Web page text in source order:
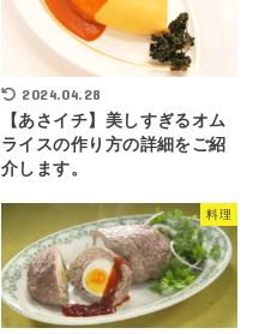
2024.04.28
【あさイチ】美しすぎるオム
ライスの作り方の詳細をご紹
介します。
料理